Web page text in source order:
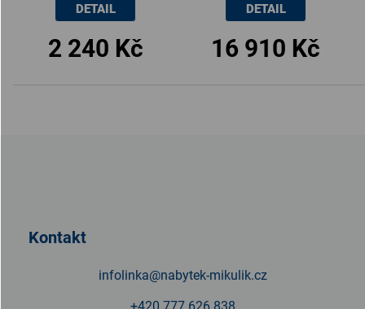
2 240 Kč
DETAIL
16 910 Kč
DETAIL
Kontakt
infolinka@nabytek-mikulik.cz
+420 777 626 838